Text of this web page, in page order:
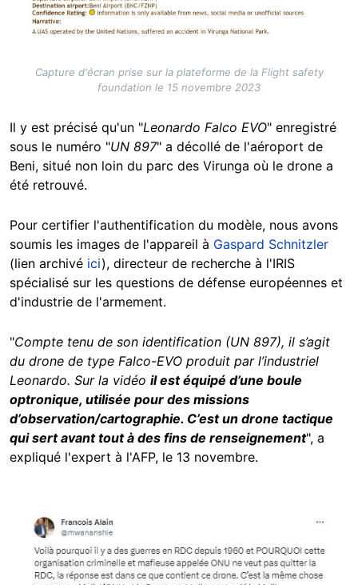
Capture d'écran prise sur la plateforme de la Flight safety
foundation le 15 novembre 2023
Il y est précisé qu'un "Leonardo Falco EVO" enregistré
sous le numéro "UN 897" a décollé de l'aéroport de
Beni, situé non loin du parc des Virunga où le drone a
été retrouvé.
Pour certifier l'authentification du modèle, nous avons
soumis les images de l'appareil à Gaspard Schnitzler
(lien archivé ici), directeur de recherche à l'IRIS
spécialisé sur les questions de défense européennes et
d'industrie de l'armement.
"Compte tenu de son identification (UN 897), il s’agit
du drone de type Falco-EVO produit par l’industriel
Leonardo. Sur la vidéo il est équipé d’une boule
optronique, utilisée pour des missions
d’observation/cartographie. C’est un drone tactique
qui sert avant tout à des fins de renseignement", a
expliqué l'expert à l'AFP, le 13 novembre.
Image